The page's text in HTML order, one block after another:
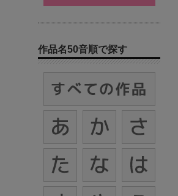
作品名50音順で探す